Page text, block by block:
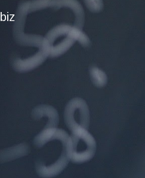
Skip to main content